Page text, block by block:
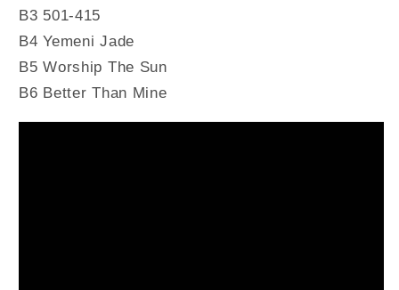
B3 501-415
B4 Yemeni Jade
B5 Worship The Sun
B6 Better Than Mine